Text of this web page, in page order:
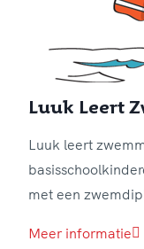
Luuk Leert
Luuk leert
met een
Meer informatie